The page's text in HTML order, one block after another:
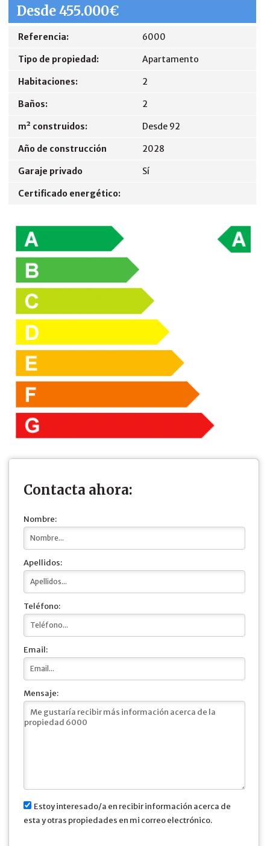
Desde 455.000€
Referencia: 6000
Tipo de propiedad: Apartamento
Habitaciones: 2
Baños: 2
m² construidos: Desde 92
Año de construcción 2028
Garaje privado Sí
Certificado energético:
Contacta ahora:
Nombre:
Apellidos:
Teléfono:
Email:
Mensaje:
Estoy interesado/a en recibir información acerca de
esta y otras propiedades en mi correo electrónico.